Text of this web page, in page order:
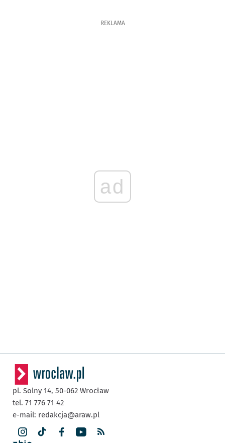
REKLAMA
ad
pl. Solny 14, 50-062 Wrocław
tel. 71 776 71 42
e-mail: redakcja@araw.pl